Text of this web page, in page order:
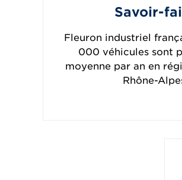
Savoir-
Fleuron industriel
000 véhicules sont
moyenne par an en
Rhône-